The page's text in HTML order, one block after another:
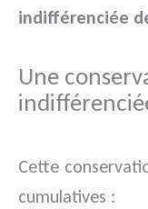
indifférenciée
Une
Cette
cumulatives :